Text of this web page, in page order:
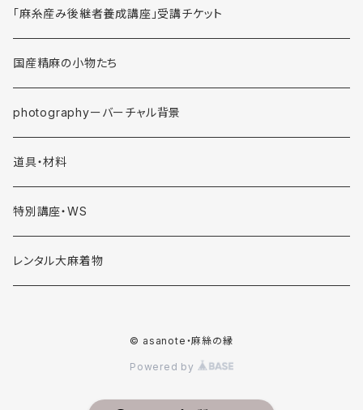
「麻糸産み後継者養成講座」受講チケット
国産精麻の小物たち
photographyーバーチャル背景
道具・材料
特別講座・WS
レンタル大麻着物
© asanote・麻絲の縁
Powered by